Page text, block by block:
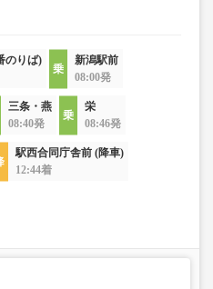
のりば)
新潟駅前
08:00発
三条・燕
08:40発
栄
08:46発
駅西合同庁舎前 (降車)
12:44着